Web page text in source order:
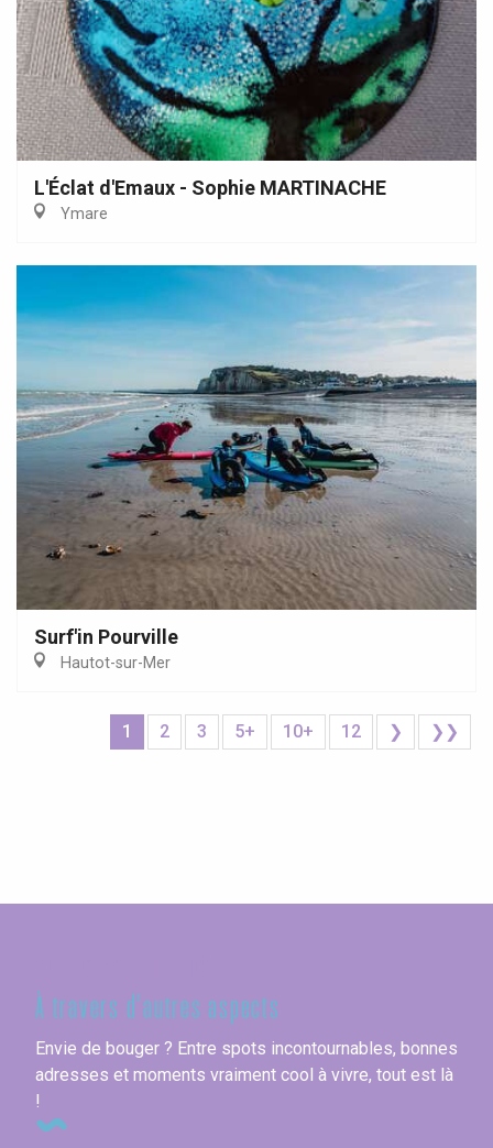
L'Éclat d'Emaux - Sophie MARTINACHE
Ymare
Surf'in Pourville
Hautot-sur-Mer
1 2 3 5+ 10+ 12 ❯ ❯❯
À travers d'autres aspects
Envie de bouger ? Entre spots incontournables, bonnes
adresses et moments vraiment cool à vivre, tout est là
!